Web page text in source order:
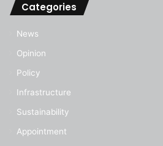
Categories
News
Opinion
Policy
Infrastructure
Sustainability
Appointment